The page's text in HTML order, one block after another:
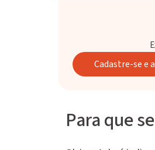
Cadastre-se e
Para que